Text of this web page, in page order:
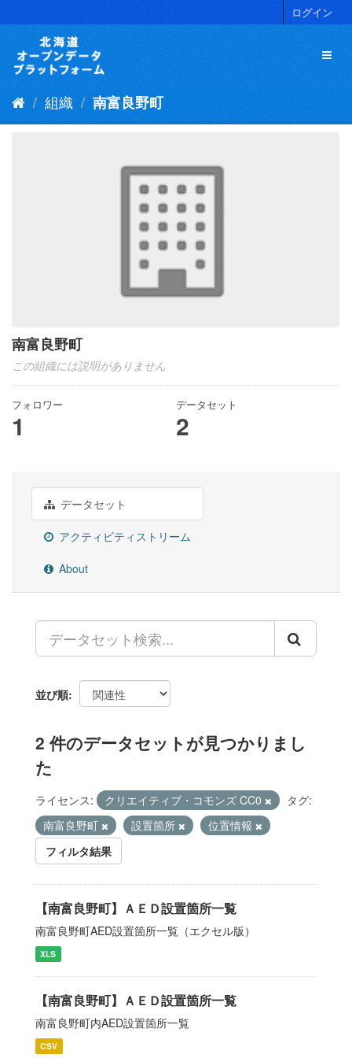
キ
ログイン
組織 南富良野町
南富良野町
この組織には説明がありません
フォロワー
1
データセット
2
データセット
アクティビティストリーム
About
並び順
2 件のデータセットが見つかりまし
た
ライセンス: クリエイティブ・コモンズ CC0
タグ:
南富良野町
設置箇所
位置情報
フィルタ結果
【南富良野町】ＡＥＤ設置箇所一覧
南富良野町AED設置箇所一覧（エクセル版）
XLS
【南富良野町】ＡＥＤ設置箇所一覧
南富良野町内AED設置箇所一覧
CSV